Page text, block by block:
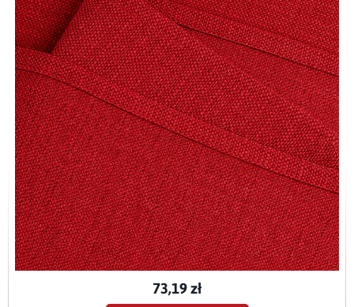
Bieżnik plamoodporny P130 bordowy O1
BIE-P130-CZE-O1
73,19 zł